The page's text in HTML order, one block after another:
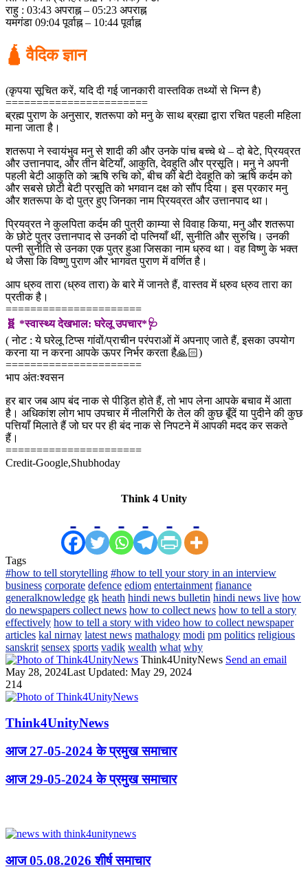
राहु : 03:43 अपराह्न – 05:23 अपराह्न
यमगंडा 09:04 पूर्वाह्न – 10:44 पूर्वाह्न
🛕 वैदिक ज्ञान
(कृपया सूचित करें, यदि दी गई जानकारी वास्तविक तथ्यों से भिन्न है)
=======================
ब्रह्म पुराण के अनुसार, शतरूपा को मनु के साथ ब्रह्मा द्वारा रचित पहली महिला
माना जाता है।
शतरूपा ने स्वायंभुव मनु से शादी की और उनके पांच बच्चे थे – दो बेटे, प्रियव्रत
और उत्तानपाद, और तीन बेटियाँ, आकुति, देवहुति और प्रसूति। मनु ने अपनी
पहली बेटी आकुति को ऋषि रुचि को, बीच की बेटी देवहूति को ऋषि कर्दम को
और सबसे छोटी बेटी प्रसूति को भगवान दक्ष को सौंप दिया। इस प्रकार मनु
और शतरूपा के दो पुत्र हुए जिनका नाम प्रियव्रत और उत्तानपाद था।
प्रियव्रत ने कुलपिता कर्दम की पुत्री काम्या से विवाह किया, मनु और शतरूपा
के छोटे पुत्र उत्तानपाद से उनकी दो पत्नियाँ थीं, सुनीति और सुरुचि। उनकी
पत्नी सुनीति से उनका एक पुत्र हुआ जिसका नाम ध्रुव था। वह विष्णु के भक्त
थे जैसा कि विष्णु पुराण और भागवत पुराण में वर्णित है।
आप ध्रुव तारा (ध्रुव तारा) के बारे में जानते हैं, वास्तव में ध्रुव ध्रुव तारा का
प्रतीक है।
======================
🧬 *स्वास्थ्य देखभाल: घरेलू उपचार*🩺
( नोट : ये घरेलू टिप्स गांवों/प्राचीन परंपराओं में अपनाए जाते हैं, इसका उपयोग
करना या न करना आपके ऊपर निर्भर करता है🙏🏻)
======================
भाप अंतःश्वसन
हर बार जब आप बंद नाक से पीड़ित होते हैं, तो भाप लेना आपके बचाव में आता
है। अधिकांश लोग भाप उपचार में नीलगिरी के तेल की कुछ बूँदें या पुदीने की कुछ
पत्तियाँ मिलाते हैं जो घर पर ही बंद नाक से निपटने में आपकी मदद कर सकते
हैं।
======================
Credit-Google,Shubhoday
Think 4 Unity
Tags
#how to tell storytelling #how to tell your story in an interview
business corporate defence ediom entertainment fianance
generalknowledge gk heath hindi news bulletin hindi news live how
do newspapers collect news how to collect news how to tell a story
effectively how to tell a story with video how to collect newspaper
articles kal nirnay latest news mathalogy modi pm politics religious
sanskrit sensex sports vadik wealth what why
Think4UnityNews Send an email
May 28, 2024Last Updated: May 29, 2024
214
Think4UnityNews
आज 27-05-2024 के प्रमुख समाचार
आज 29-05-2024 के प्रमुख समाचार
आज 05.08.2026 शीर्ष समाचार